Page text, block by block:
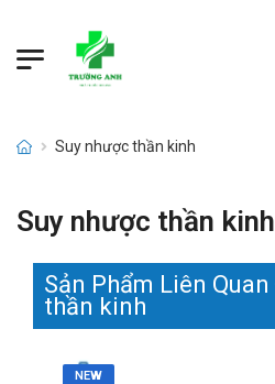
Suy nhược thần kinh
Suy nhược thần kinh
Sản Phẩm Liên
thần kinh
NEW